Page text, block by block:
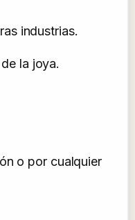
industrias.
la joya.
o por cualquier